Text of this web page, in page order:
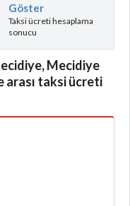
Göster
Taksi ücreti hesaplama
sonucu
Mecidiye
arası taksi ücreti